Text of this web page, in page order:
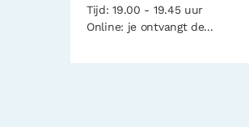
Tijd: 19.00 - 19.45 uur
Online: je ontvangt de...